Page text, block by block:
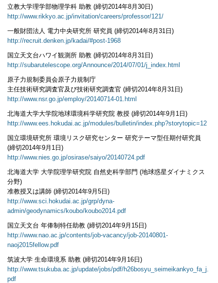
立教大学理学部物理学科 助教 (締切2014年8月30日)
http://www.rikkyo.ac.jp/invitation/careers/professor/121/
一般財団法人 電力中央研究所 研究員 (締切2014年8月31日)
http://recruit.denken.jp/kadai/#post-1968
国立天文台ハワイ観測所 助教 (締切2014年8月31日)
http://subarutelescope.org/Announce/2014/07/01/j_index.html
原子力規制委員会原子力規制庁
主任技術研究調査官及び技術研究調査官 (締切2014年8月31日)
http://www.nsr.go.jp/employ/20140714-01.html
北海道大学大学院地球環境科学研究院 教授 (締切2014年9月1日)
http://www.ees.hokudai.ac.jp/modules/bulletin/index.php?storytopic=12
国立環境研究所 環境リスク研究センター 研究テーマ型任期付研究員
(締切2014年9月1日)
http://www.nies.go.jp/osirase/saiyo/20140724.pdf
北海道大学 大学院理学研究院 自然史科学部門 (地球惑星ダイナミクス
分野)
准教授又は講師 (締切2014年9月5日)
http://www.sci.hokudai.ac.jp/grp/dyna-
admin/geodynamics/koubo/koubo2014.pdf
国立天文台 年俸制特任助教 (締切2014年9月15日)
http://www.nao.ac.jp/contents/job-vacancy/job-20140801-
naoj2015fellow.pdf
筑波大学 生命環境系 助教 (締切2014年9月16日)
http://www.tsukuba.ac.jp/update/jobs/pdf/h26bosyu_seimeikankyo_fa_j.
pdf